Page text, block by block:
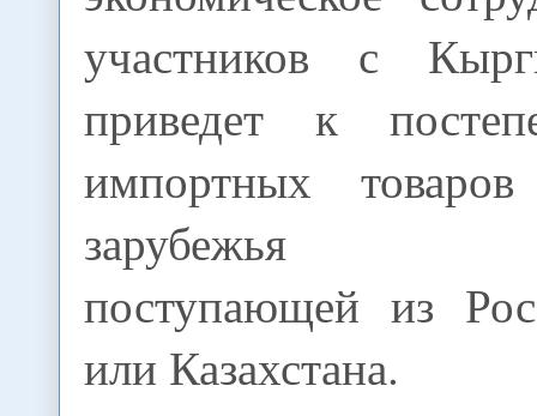
участников с
приведет к
импортных
зарубежья
поступающей из
или Казахстана.